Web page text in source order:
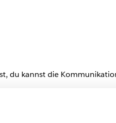
du kannst die